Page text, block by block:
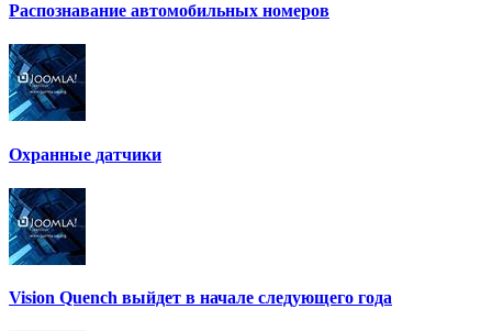
Распознавание автомобильных номеров
Охранные датчики
Vision Quench выйдет в начале следующего года